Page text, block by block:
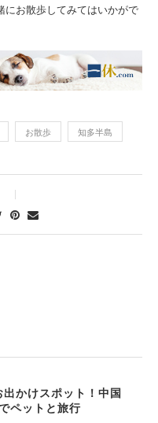
にお散歩してみてはいかがで
お散歩 知多半島
かけスポット！中国
ペットと旅行